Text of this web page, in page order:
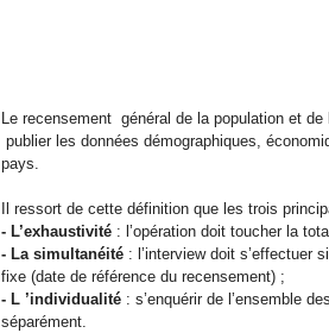
Le recensement général de la population et
publier les données démographiques,
pays.
Il ressort de cette définition que les trois
- L’exhaustivité : l’opération doit toucher la
- La simultanéité : l’interview doit s’effectuer
fixe (date de référence du recensement) ;
- L ’individualité : s’enquérir de l’ensemble
séparément.